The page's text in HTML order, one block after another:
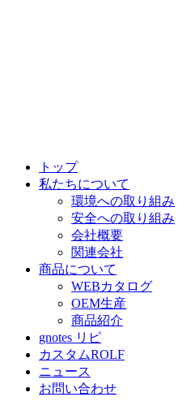
トップ
私たちについて
環境への取り組み
安全への取り組み
会社概要
関連会社
商品について
WEBカタログ
OEM生産
商品紹介
gnotes リピ
カスタムROLF
ニュース
お問い合わせ